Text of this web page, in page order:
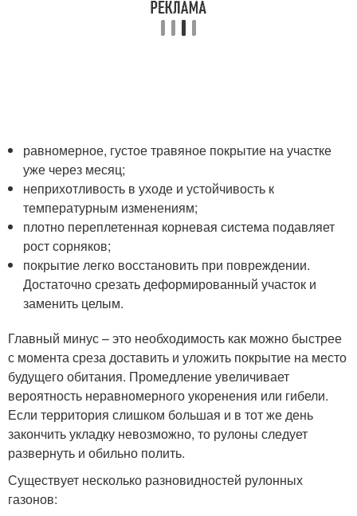
равномерное, густое травяное покрытие на участке
уже через месяц;
неприхотливость в уходе и устойчивость к
температурным изменениям;
плотно переплетенная корневая система подавляет
рост сорняков;
покрытие легко восстановить при повреждении.
Достаточно срезать деформированный участок и
заменить целым.
Главный минус – это необходимость как можно быстрее
с момента среза доставить и уложить покрытие на место
будущего обитания. Промедление увеличивает
вероятность неравномерного укоренения или гибели.
Если территория слишком большая и в тот же день
закончить укладку невозможно, то рулоны следует
развернуть и обильно полить.
Существует несколько разновидностей рулонных
газонов: